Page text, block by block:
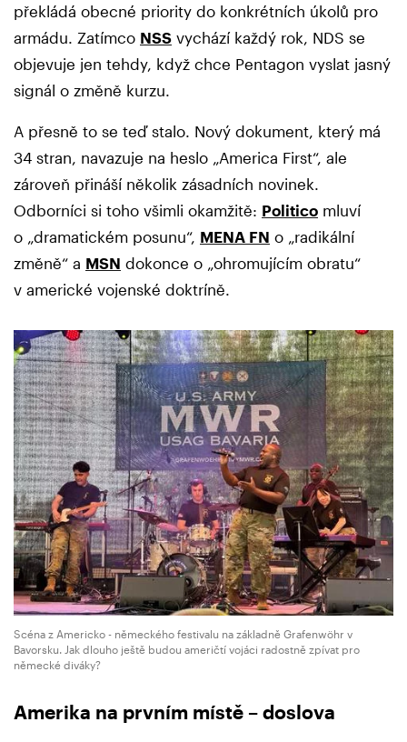
překládá obecné priority do konkrétních úkolů pro
armádu. Zatímco NSS vychází každý rok, NDS se
objevuje jen tehdy, když chce Pentagon vyslat jasný
signál o změně kurzu.
A přesně to se teď stalo. Nový dokument, který má
34 stran, navazuje na heslo „America First“, ale
zároveň přináší několik zásadních novinek.
Odborníci si toho všimli okamžitě: Politico mluví
o „dramatickém posunu“, MENA FN o „radikální
změně“ a MSN dokonce o „ohromujícím obratu“
v americké vojenské doktríně.
Scéna z Americko - německého festivalu na základně Grafenwöhr v
Bavorsku. Jak dlouho ještě budou američtí vojáci radostně zpívat pro
německé diváky?
Amerika na prvním místě – doslova